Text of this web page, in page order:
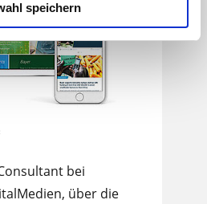
speichern
bei
über die